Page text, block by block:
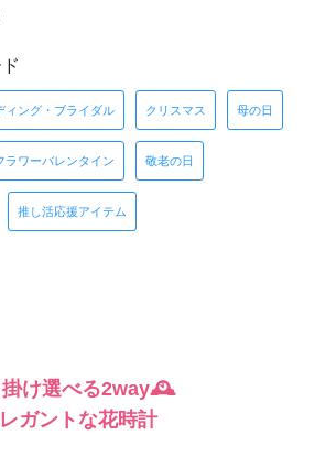
ィング・ブライダル クリスマス 母の日
ラワーバレンタイン 敬老の日
推し活応援アイテム
掛け選べる2way🕰️
ガントな花時計